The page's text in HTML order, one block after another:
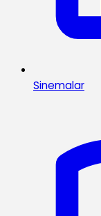
Sinemalar